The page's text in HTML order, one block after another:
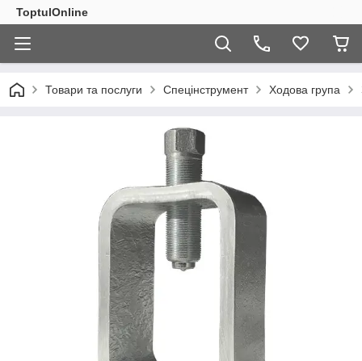
ToptulOnline
Товари та послуги Спецінструмент Ходова група